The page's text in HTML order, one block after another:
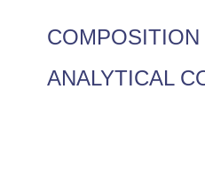
COMPOSITION
ANALYTICAL